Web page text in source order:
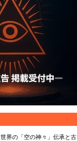
世界の「空の神々」伝承と古